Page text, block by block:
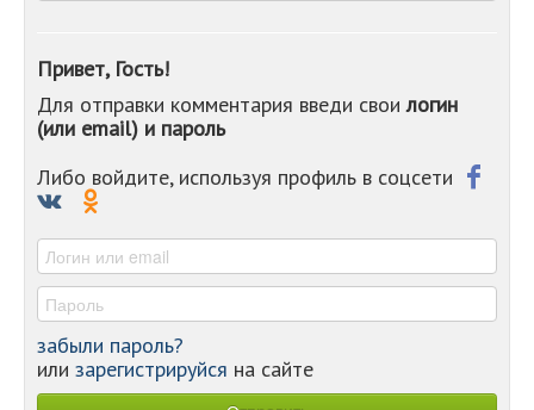
-
-
Привет, Гость!
Для отправки комментария введи своилогин
(или email) и пароль
Либо войдите, используя профиль в соцсети
забыли пароль?
или зарегистрируйся на сайте